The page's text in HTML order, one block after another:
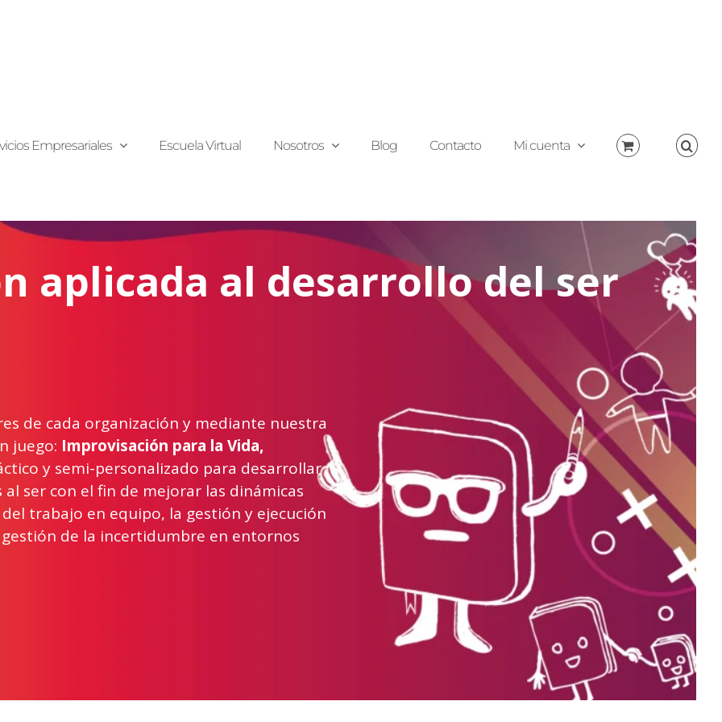
Empresariales Escuela Virtual Nosotros Blog Contacto Mi cuenta
aplicada al desarrollo del ser
de cada organización y mediante nuestra
juego: Improvisación para la Vida,
y semi-personalizado para desarrollar
ser con el fin de mejorar las dinámicas
trabajo en equipo, la gestión y ejecución
de la incertidumbre en entornos